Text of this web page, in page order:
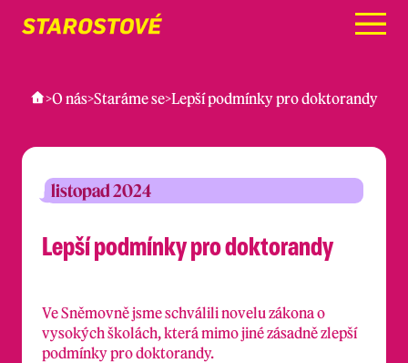
Menu
>O nás>Staráme se>Lepší podmínky pro doktorandy
listopad 2024
Lepší podmínky pro doktorandy
Ve Sněmovně jsme schválili novelu zákona o
vysokých školách, která mimo jiné zásadně zlepší
podmínky pro doktorandy.